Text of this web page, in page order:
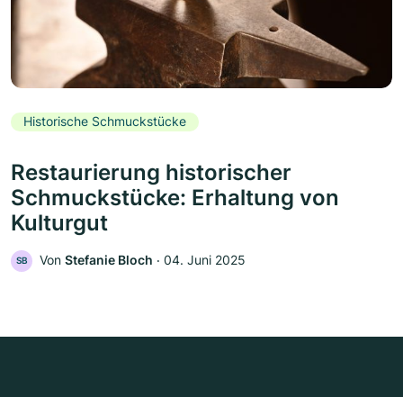
Historische Schmuckstücke
Restaurierung historischer
Schmuckstücke: Erhaltung von
Kulturgut
SB Von Stefanie Bloch ‧ 04. Juni 2025